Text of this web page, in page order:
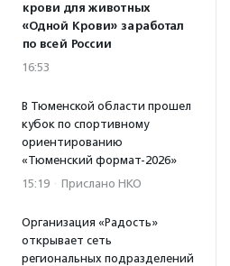
крови для животных
«Одной Крови» заработал
по всей России
16:53
В Тюменской области прошел
кубок по спортивному
ориентированию
«Тюменский формат-2026»
15:19 · Прислано НКО
Организация «Радость»
открывает сеть
региональных подразделений